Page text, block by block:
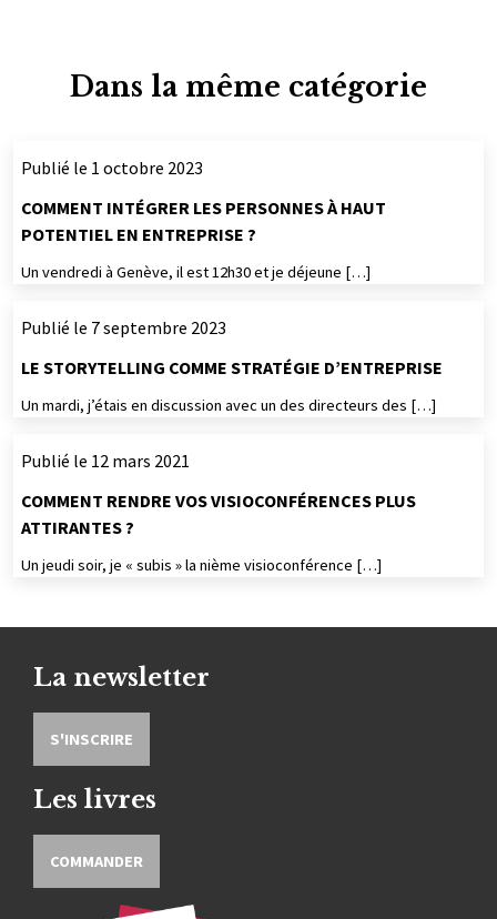
Dans la même catégorie
Publié le 1 octobre 2023
COMMENT INTÉGRER LES PERSONNES À HAUT
POTENTIEL EN ENTREPRISE ?
Un vendredi à Genève, il est 12h30 et je déjeune […]
Publié le 7 septembre 2023
LE STORYTELLING COMME STRATÉGIE D’ENTREPRISE
Un mardi, j’étais en discussion avec un des directeurs des […]
Publié le 12 mars 2021
COMMENT RENDRE VOS VISIOCONFÉRENCES PLUS
ATTIRANTES ?
Un jeudi soir, je « subis » la nième visioconférence […]
La newsletter
S'INSCRIRE
Les livres
COMMANDER